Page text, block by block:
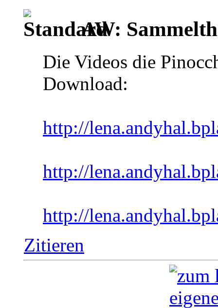
AW:
Die Videos die
Download:
http://
http://
http://
Zitieren